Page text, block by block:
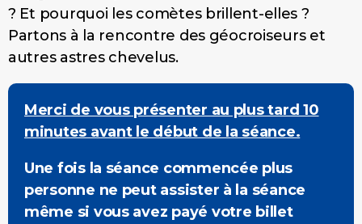
? Et pourquoi les comètes brillent-elles ?
Partons à la rencontre des géocroiseurs et
autres astres chevelus.
Merci de vous présenter au plus tard 10
minutes avant le début de la séance.
Une fois la séance commencée plus
personne ne peut assister à la séance
même si vous avez payé votre billet